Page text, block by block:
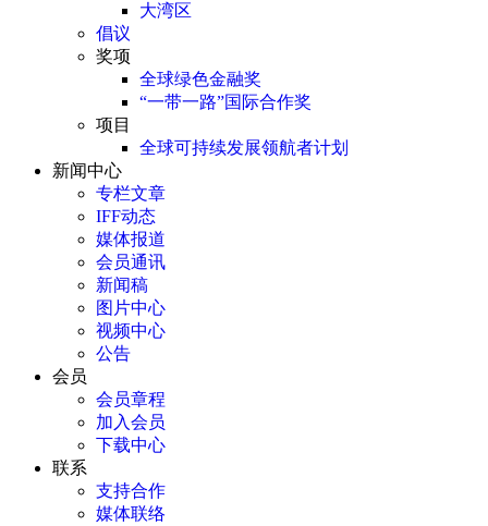
大湾区
倡议
奖项
全球绿色金融奖
“一带一路”国际合作奖
项目
全球可持续发展领航者计划
新闻中心
专栏文章
IFF动态
媒体报道
会员通讯
新闻稿
图片中心
视频中心
公告
会员
会员章程
加入会员
下载中心
联系
支持合作
媒体联络